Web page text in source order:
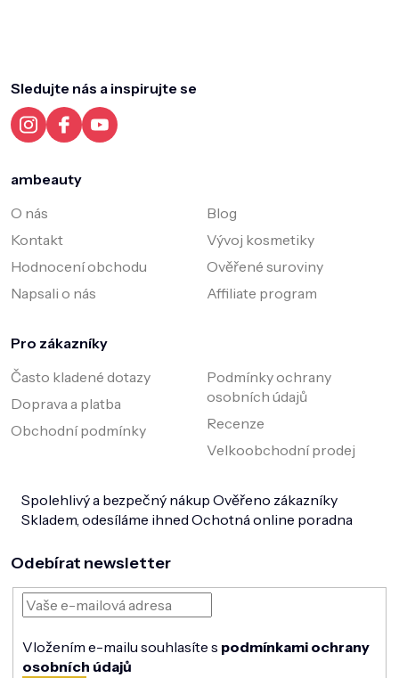
p
u
Sledujte nás a inspirujte se
ambeauty
O nás
Kontakt
Hodnocení obchodu
Napsali o nás
Blog
Vývoj kosmetiky
Ověřené suroviny
Affiliate program
Pro zákazníky
Často kladené dotazy
Doprava a platba
Obchodní podmínky
Podmínky ochrany
osobních údajů
Recenze
Velkoobchodní prodej
Spolehlivý a bezpečný nákup Ověřeno zákazníky
Skladem, odesíláme ihned Ochotná online poradna
Odebírat newsletter
Vložením e-mailu souhlasíte s podmínkami ochrany
osobních údajů